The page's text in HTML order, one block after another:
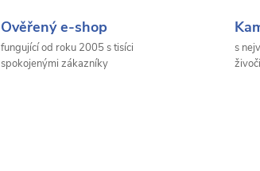
Ověřený e-shop
fungující od roku 2005 s tisíci
spokojenými zákazníky
s